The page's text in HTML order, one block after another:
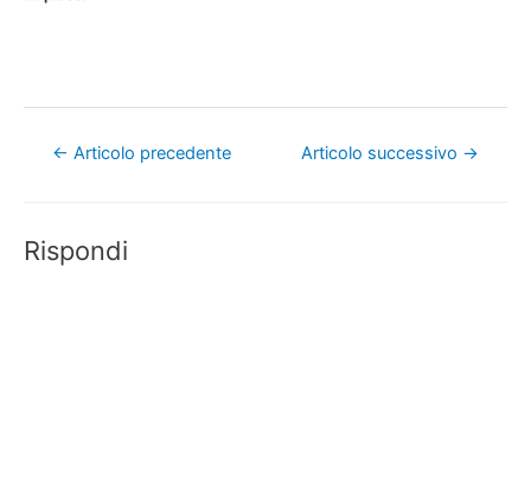
Navigazione
← Articolo precedente Articolo successivo →
Rispondi